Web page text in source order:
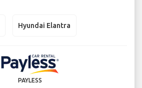
Hyundai Elantra
PAYLESS